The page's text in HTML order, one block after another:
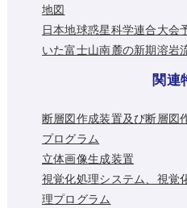
地図
日本地球惑星科学連合大
いた富士山南麓の新期溶岩
関連
断層図作成装置及び断層図
プログラム
立体画像生成装置
視覚化処理システム、視覚
理プログラム